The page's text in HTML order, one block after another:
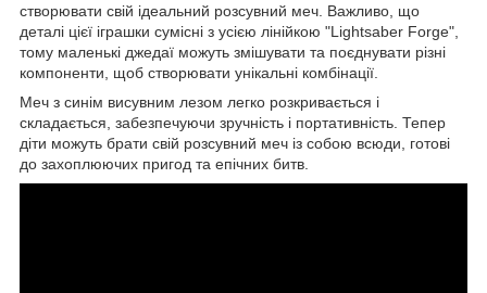
створювати свій ідеальний розсувний меч. Важливо, що
деталі цієї іграшки сумісні з усією лінійкою "Lightsaber Forge",
тому маленькі джедаї можуть змішувати та поєднувати різні
компоненти, щоб створювати унікальні комбінації.
Меч з синім висувним лезом легко розкривається і
складається, забезпечуючи зручність і портативність. Тепер
діти можуть брати свій розсувний меч із собою всюди, готові
до захоплюючих пригод та епічних битв.